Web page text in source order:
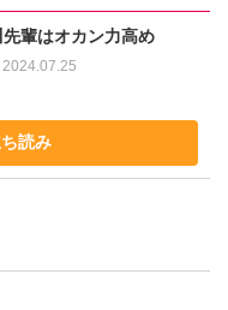
輩はオカン力高め
2024.07.25
読み